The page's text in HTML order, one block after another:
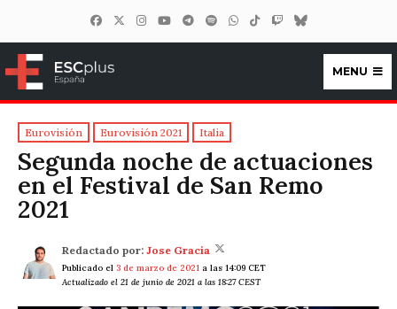
ESCplus España
MENU
Eurovisión Eurovisión 2021 Italia
Segunda noche de actuaciones
en el Festival de San Remo
2021
Redactado por: Jose Gracia
Publicado el 3 de marzo de 2021 a las 14:09 CET
Actualizado el 21 de junio de 2021 a las 18:27 CEST